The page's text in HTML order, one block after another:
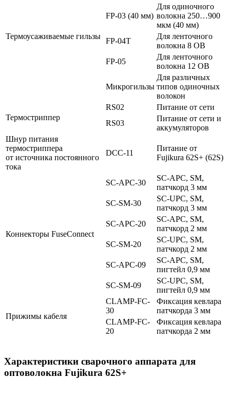
Термоусаживаемые гильзы
FP-03 (40 мм)
Для одиночного
волокна 250…900
мкм (40 мм)
FP-04T
Для ленточного
волокна 8 ОВ
FP-05
Для ленточного
волокна 12 ОВ
Микрогильзы
Для различных
типов одиночных
волокон
Термостриппер
RS02
Питание от сети
RS03
Питание от сети и
аккумуляторов
Шнур питания
термостриппера
от источника постоянного
тока
DCC-11
Питание от
Fujikura 62S+ (62S)
Коннекторы FuseConnect
SC-APC-30
SC-APC, SM,
патчкорд 3 мм
SC-SM-30
SC-UPC, SM,
патчкорд 3 мм
SC-APC-20
SC-APC, SM,
патчкорд 2 мм
SC-SM-20
SC-UPC, SM,
патчкорд 2 мм
SC-APC-09
SC-APC, SM,
пигтейл 0,9 мм
SC-SM-09
SC-UPC, SM,
пигтейл 0,9 мм
Прижимы кабеля
CLAMP-FC-
30
Фиксация кевлара
патчкорда 3 мм
CLAMP-FC-
20
Фиксация кевлара
патчкорда 2 мм
Характеристики сварочного аппарата для
оптоволокна Fujikura 62S+